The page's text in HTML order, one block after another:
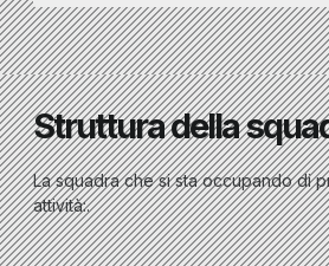
Struttura della
La squadra che si sta occupando di
attività:.